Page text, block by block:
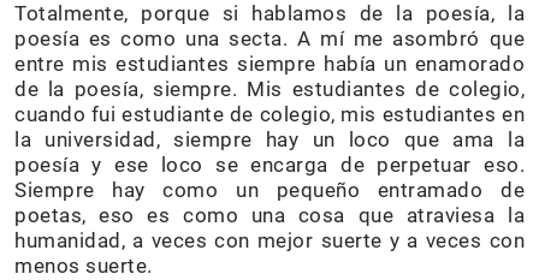
Totalmente, porque si hablamos de la poesía, la
poesía es como una secta. A mí me asombró que
entre mis estudiantes siempre había un enamorado
de la poesía, siempre. Mis estudiantes de colegio,
cuando fui estudiante de colegio, mis estudiantes en
la universidad, siempre hay un loco que ama la
poesía y ese loco se encarga de perpetuar eso.
Siempre hay como un pequeño entramado de
poetas, eso es como una cosa que atraviesa la
humanidad, a veces con mejor suerte y a veces con
menos suerte.